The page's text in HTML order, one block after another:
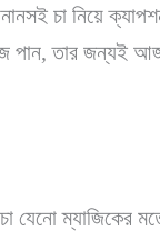
চা নিয়ে
পান, তার
যেনো ম্যাজিকের